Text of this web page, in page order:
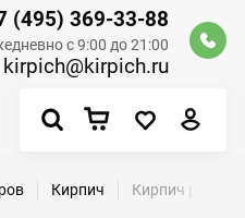
(495) 369-33-88
с 9:00 до 21:00
kirpich@kirpich.ru
Кирпич Кирпич